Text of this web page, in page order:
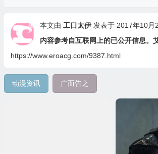
本文由 工口太伊发表于 2017年10月
内容参考自互联网上的已公开信息。
https://www.eroacg.com/9387.html
动漫资讯 广而告之